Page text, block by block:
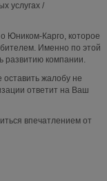
услугах /
Юником-Карго, которое
Именно по этой
развитию компании.
жалобу не
ответит на Ваш
впечатлением от